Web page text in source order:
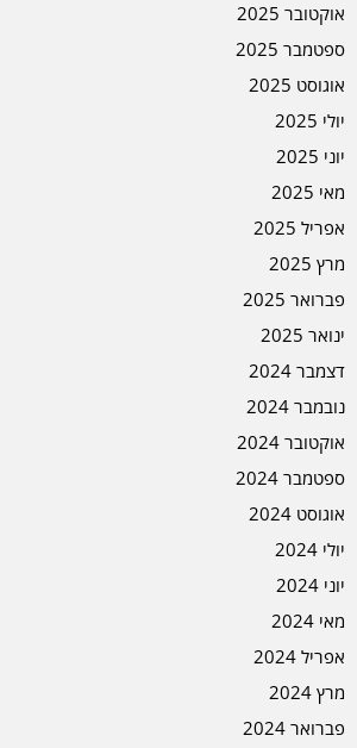
אוקטובר 2025
ספטמבר 2025
אוגוסט 2025
יולי 2025
יוני 2025
מאי 2025
אפריל 2025
מרץ 2025
פברואר 2025
ינואר 2025
דצמבר 2024
נובמבר 2024
אוקטובר 2024
ספטמבר 2024
אוגוסט 2024
יולי 2024
יוני 2024
מאי 2024
אפריל 2024
מרץ 2024
פברואר 2024